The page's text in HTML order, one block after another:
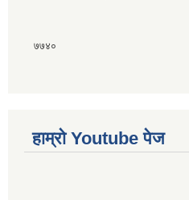
७७४०
हाम्राे Youtube पेज